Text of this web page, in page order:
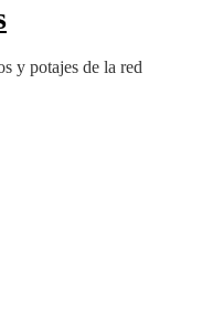
y potajes de la red